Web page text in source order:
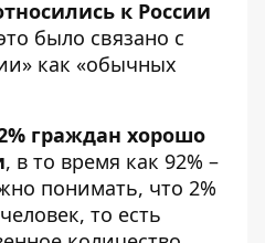
к России
было связано с
как «обычных
граждан хорошо
, в то время как 92% –
понимать, что 2%
то есть